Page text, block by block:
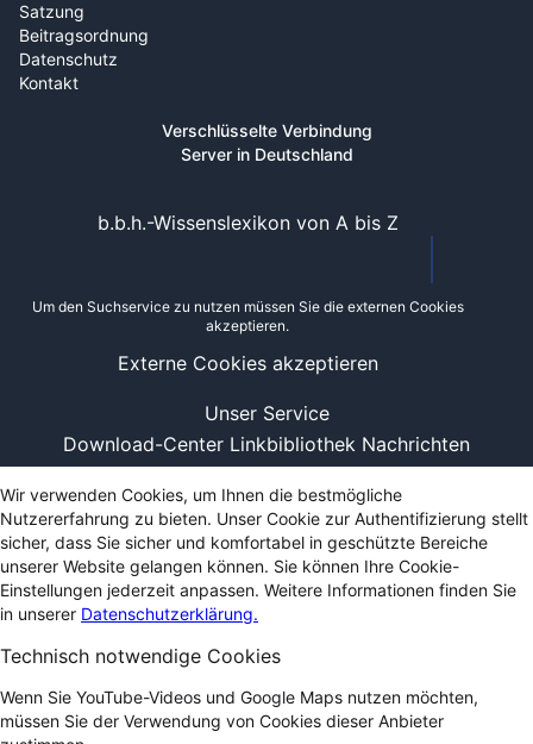
Satzung
Beitragsordnung
Datenschutz
Kontakt
Verschlüsselte Verbindung
Server in Deutschland
Unser Service
Download-Center Linkbibliothek Nachrichten
b.b.h.-Wissenslexikon von A bis Z
Um den Suchservice zu nutzen müssen Sie die externen Cookies
akzeptieren.
Externe Cookies akzeptieren
Wir verwenden Cookies, um Ihnen die bestmögliche
Nutzererfahrung zu bieten. Unser Cookie zur Authentifizierung stellt
sicher, dass Sie sicher und komfortabel in geschützte Bereiche
unserer Website gelangen können. Sie können Ihre Cookie-
Einstellungen jederzeit anpassen. Weitere Informationen finden Sie
in unserer Datenschutzerklärung.
Technisch notwendige Cookies
Wenn Sie YouTube-Videos und Google Maps nutzen möchten,
müssen Sie der Verwendung von Cookies dieser Anbieter